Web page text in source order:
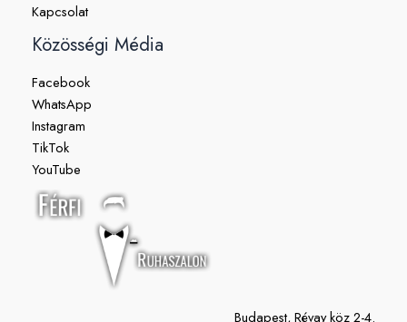
Kapcsolat
Közösségi Média
Facebook
WhatsApp
Instagram
TikTok
YouTube
Budapest, Révay köz 2-4.